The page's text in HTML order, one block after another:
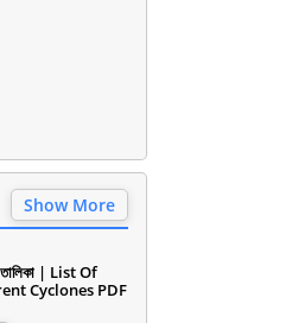
Show More
তালিকা | List Of
Cyclones PDF